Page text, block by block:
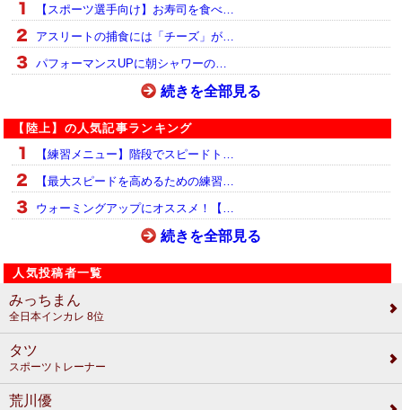
【スポーツ選手向け】お寿司を食べ…
アスリートの捕食には「チーズ」が…
パフォーマンスUPに朝シャワーの…
続きを全部見る
【陸上】の人気記事ランキング
【練習メニュー】階段でスピードト…
【最大スピードを高めるための練習…
ウォーミングアップにオススメ！【…
続きを全部見る
人気投稿者一覧
みっちまん
全日本インカレ 8位
タツ
スポーツトレーナー
荒川優